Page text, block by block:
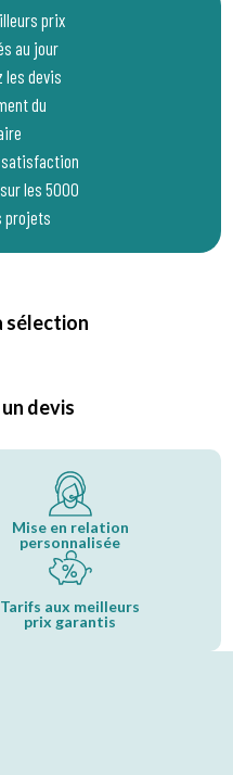
prix
au jour
les devis
du
satisfaction
les 5000
projets
sélection
devis
Mise en relation
personnalisée
Tarifs aux meilleurs
prix garantis